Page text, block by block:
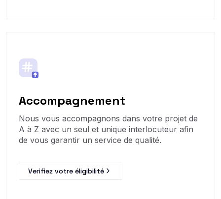
Accompagnement
Nous vous accompagnons dans votre projet de
A à Z avec un seul et unique interlocuteur afin
de vous garantir un service de qualité.
Verifiez votre éligibilité